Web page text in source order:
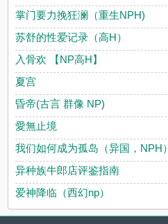
掌门要力挽狂澜（重生NPH)
苏舒的性爱记录（高H）
入骨欢 【NP高H】
夏宫
昏帝(古言 群像 NP)
愛無止境
我们如何成为孤岛（异国，NPH）
异种族牛郎店评鉴指南
爱神降临（西幻np）